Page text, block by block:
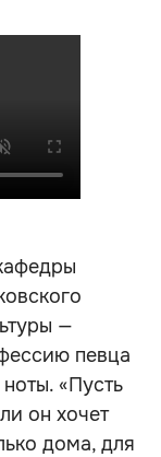
—
певца
«Пусть
он хочет
дома, для